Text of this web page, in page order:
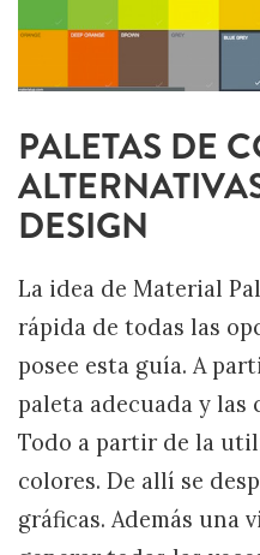
PALETAS DE
DESIGN
La idea de Material
rápida de todas las
posee esta guía. A
paleta adecuada y las
Todo a partir de la
colores. De allí se
gráficas. Además una